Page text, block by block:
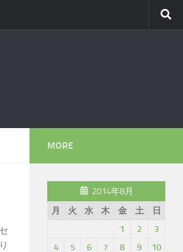
MORE
2014年8月
月
火 水 木 金 土
日
1
2
3
4
5 6 7 8 9
10